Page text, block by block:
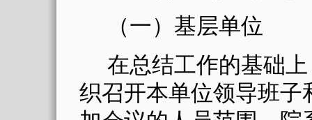
（一）基层单位
在总结工作的基础
织召开本单位领导班子